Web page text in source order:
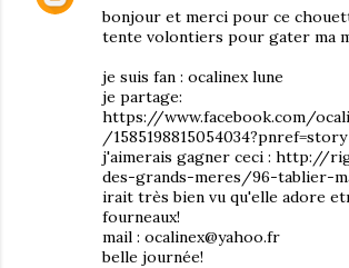
bonjour et merci pour ce
tente volontiers pour gater ma
je suis fan : ocalinex lune
je partage:
https://www.facebook.com/
/1585198815054034?pnref=story
j'aimerais gagner ceci : http://
des-grands-meres/96-tablier-
irait très bien vu qu'elle adore
fourneaux!
mail : ocalinex@yahoo.fr
belle journée!